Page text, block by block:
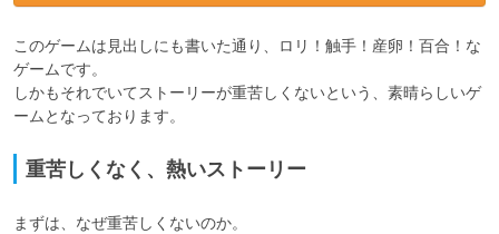
このゲームは見出しにも書いた通り、ロリ！触手！産卵！百合！な
ゲームです。
しかもそれでいてストーリーが重苦しくないという、素晴らしいゲ
ームとなっております。
重苦しくなく、熱いストーリー
まずは、なぜ重苦しくないのか。